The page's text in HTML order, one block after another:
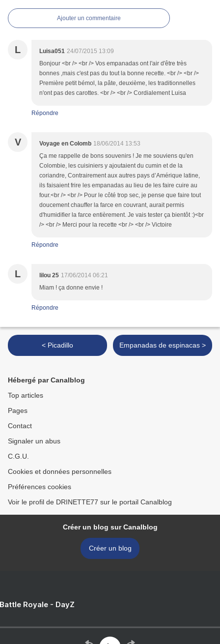
Ajouter un commentaire
L Luisa051 24/07/2015 13:09
Bonjour <br /> <br /> Vos empanadas ont l'air d'être très
bonnes ,mais c'est pas du tout la bonne recette. <br /> <br />
Première petit bémol, la pâte, deuxième, les traditionnelles
n'ont pas des carottes. <br /> <br /> Cordialement Luisa
Répondre
V Voyage en Colomb 18/06/2014 13:53
Ça me rappelle de bons souvenirs ! Je me souviens qu'en
Colombie, les cuisiniers y ajoutaient du cumin et de la
coriandre, Contrairement aux autres pays d’Amérique latine,
ils faisaient frire les empanadas au lieu de les faire cuire au
four.<br /> <br /> Pour le côté trop sec, je pense que faire tout
doucement chauffer la farce en couvrant, aurait permis
d'humidifier la farce entièrement. Je vais tester ça bientôt :)<br
/> <br /> Merci pour la recette <br /> <br /> Victoire
Répondre
L lilou 25 17/06/2014 06:21
Miam ! ça donne envie !
Répondre
< Picadillo Empanadas de espinacas >
Hébergé par Canalblog
Top articles
Pages
Contact
Signaler un abus
C.G.U.
Cookies et données personnelles
Préférences cookies
Voir le profil de DRINETTE77 sur le portail Canalblog
Créer un blog sur Canalblog
Créer un blog
Royale - DayZ